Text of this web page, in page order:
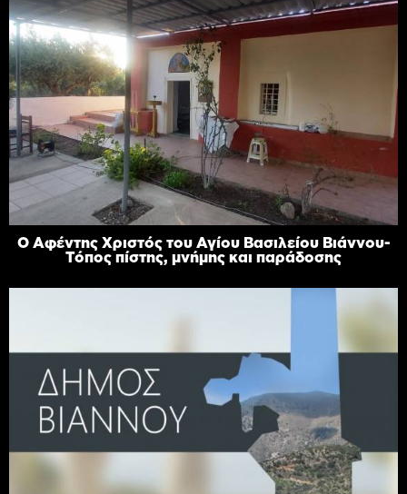
Ο Αφέντης Χριστός του Αγίου Βασιλείου Βιάννου-
Τόπος πίστης, μνήμης και παράδοσης